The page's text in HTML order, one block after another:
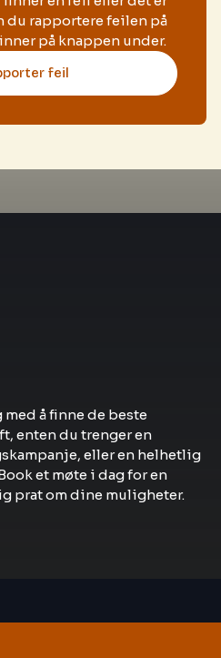
du rapportere feilen på
på knappen under.
feil
å finne de beste
enten du trenger en
eller en helhetlig
et møte i dag for en
prat om dine muligheter.